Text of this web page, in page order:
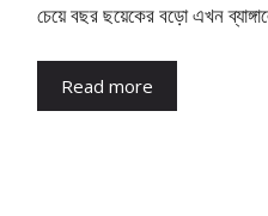
চেয়ে বছর ছয়েকের বড়ো এখন
Read more